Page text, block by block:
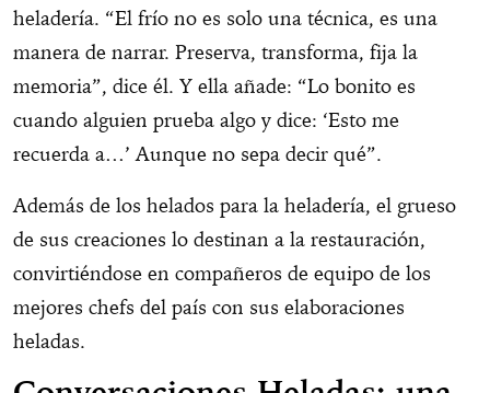
heladería. “El frío no es solo una técnica, es una
manera de narrar. Preserva, transforma, fija la
memoria”, dice él. Y ella añade: “Lo bonito es
cuando alguien prueba algo y dice: ‘Esto me
recuerda a…’ Aunque no sepa decir qué”.
Además de los helados para la heladería, el grueso
de sus creaciones lo destinan a la restauración,
convirtiéndose en compañeros de equipo de los
mejores chefs del país con sus elaboraciones
heladas.